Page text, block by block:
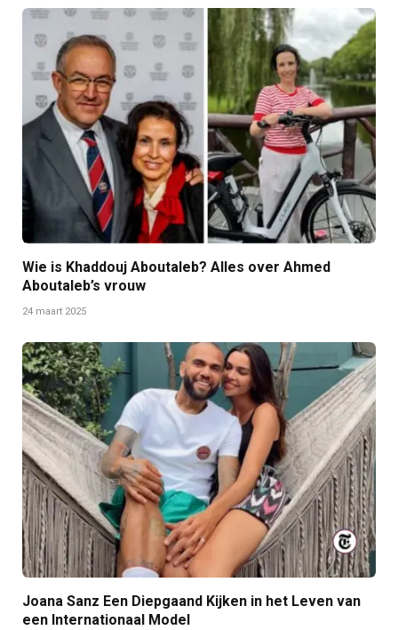
Wie is Khaddouj Aboutaleb? Alles over Ahmed
Aboutaleb’s vrouw
24 maart 2025
Joana Sanz Een Diepgaand Kijken in het Leven van
een Internationaal Model